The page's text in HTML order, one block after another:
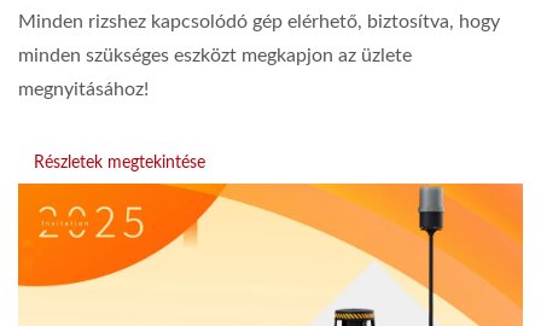
Minden rizshez kapcsolódó gép elérhető, biztosítva, hogy
minden szükséges eszközt megkapjon az üzlete
megnyitásához!
Részletek megtekintése